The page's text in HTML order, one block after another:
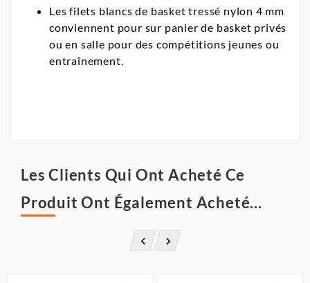
Les filets blancs de basket tressé nylon 4 mm
conviennent pour sur panier de basket privés
ou en salle pour des compétitions jeunes ou
entraînement.
Les Clients Qui Ont Acheté Ce
Produit Ont Également Acheté...
 